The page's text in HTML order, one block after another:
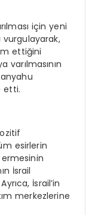
için yeni
ettiğini
varılmasının
etti.
esirlerin
ermesinin
İsrail
İsrail’in
merkezlerine